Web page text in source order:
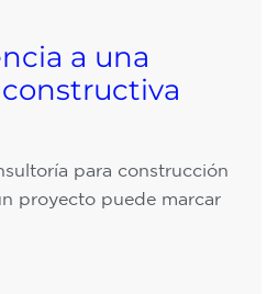
a una
para construcción
proyecto puede marcar